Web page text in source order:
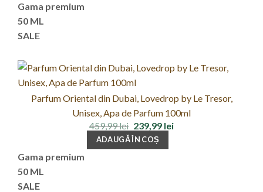
Gama premium
50 ML
SALE
Parfum Oriental din Dubai, Lovedrop by Le Tresor,
Unisex, Apa de Parfum 100ml
459,99lei Prețul
inițial
a
fost:
239,99 leiPrețul
ADAUGĂ ÎN COȘ
Gama premium
50 ML
SALE